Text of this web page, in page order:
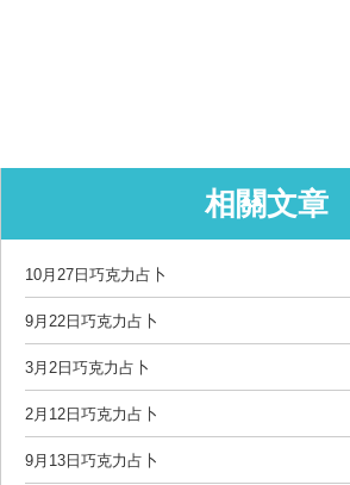
相關文章
10月27日巧克力占卜
9月22日巧克力占卜
3月2日巧克力占卜
2月12日巧克力占卜
9月13日巧克力占卜